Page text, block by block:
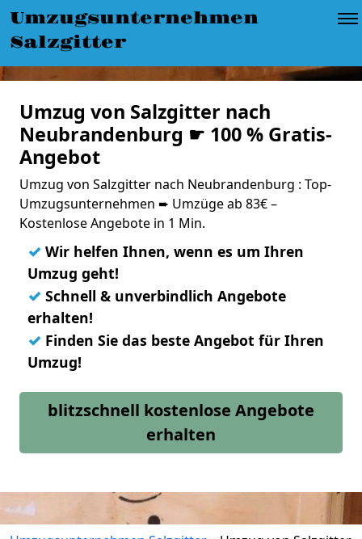
Umzugsunternehmen
Salzgitter
Umzug von Salzgitter nach
Neubrandenburg ☛ 100 % Gratis-
Angebot
Umzug von Salzgitter nach Neubrandenburg : Top-
Umzugsunternehmen ➨ Umzüge ab 83€ –
Kostenlose Angebote in 1 Min.
✓ Wir helfen Ihnen, wenn es um Ihren
Umzug geht!
✓ Schnell & unverbindlich Angebote
erhalten!
✓ Finden Sie das beste Angebot für Ihren
Umzug!
blitzschnell kostenlose Angebote
erhalten